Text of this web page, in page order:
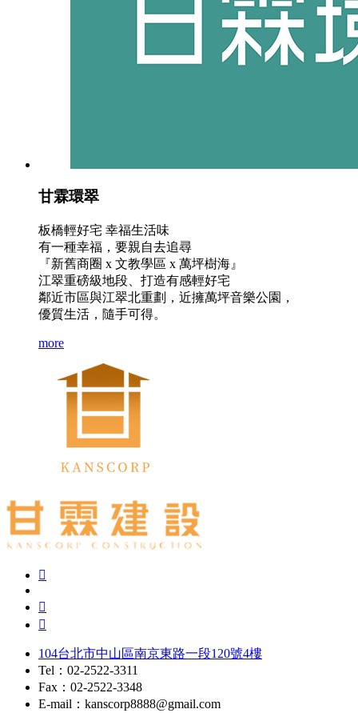
甘霖環翠
板橋輕好宅 幸福生活味
有一種幸福，要親自去追尋
『新舊商圈 x 文教學區 x 萬坪樹海』
江翠重磅級地段、打造有感輕好宅
鄰近市區與江翠北重劃，近擁萬坪音樂公園，
優質生活，隨手可得。
more
104台北市中山區南京東路一段120號4樓
Tel：02-2522-3311
Fax：02-2522-3348
E-mail：kanscorp8888@gmail.com